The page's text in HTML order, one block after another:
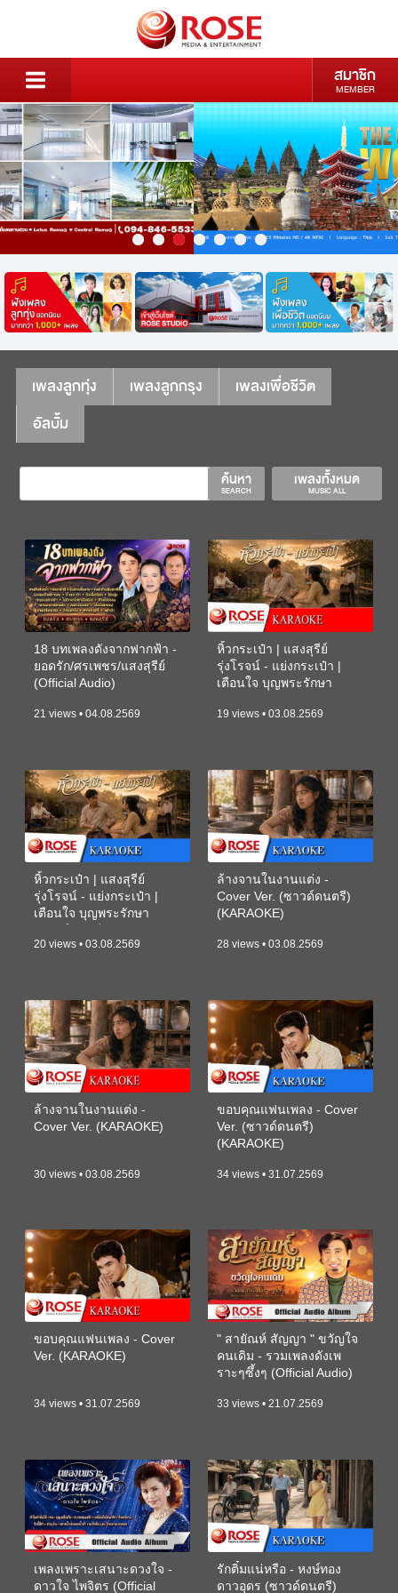
สมาชิก
MEMBER
เพลงลูกทุ่ง เพลงลูกกรุง
เพลงเพื่อชีวิต
อัลบั้ม
เพลงทั้งหมด
MUSIC ALL
ค้นหา
SEARCH
18 บทเพลงดังจากฟากฟ้า -
ยอดรัก/ศรเพชร/แสงสุรีย์
(Official Audio)
21 views • 04.08.2569
หิ้วกระเป๋า | แสงสุรีย์
รุ่งโรจน์ - แย่งกระเป๋า |
เตือนใจ บุญพระรักษา
19 views • 03.08.2569
หิ้วกระเป๋า | แสงสุรีย์
รุ่งโรจน์ - แย่งกระเป๋า |
เตือนใจ บุญพระรักษา
20 views • 03.08.2569
ล้างจานในงานแต่ง -
Cover Ver. (ซาวด์ดนตรี)
(KARAOKE)
28 views • 03.08.2569
ล้างจานในงานแต่ง -
Cover Ver. (KARAOKE)
30 views • 03.08.2569
ขอบคุณแฟนเพลง - Cover
Ver. (ซาวด์ดนตรี)
(KARAOKE)
34 views • 31.07.2569
ขอบคุณแฟนเพลง - Cover
Ver. (KARAOKE)
34 views • 31.07.2569
" สายัณห์ สัญญา " ขวัญใจ
คนเดิม - รวมเพลงดังเพ
ราะๆซึ้งๆ (Official Audio)
33 views • 21.07.2569
เพลงเพราะเสนาะดวงใจ -
ดาวใจ ไพจิตร (Official
รักติ๋มแน่หรือ - หงษ์ทอง
ดาวอุดร (ซาวด์ดนตรี)